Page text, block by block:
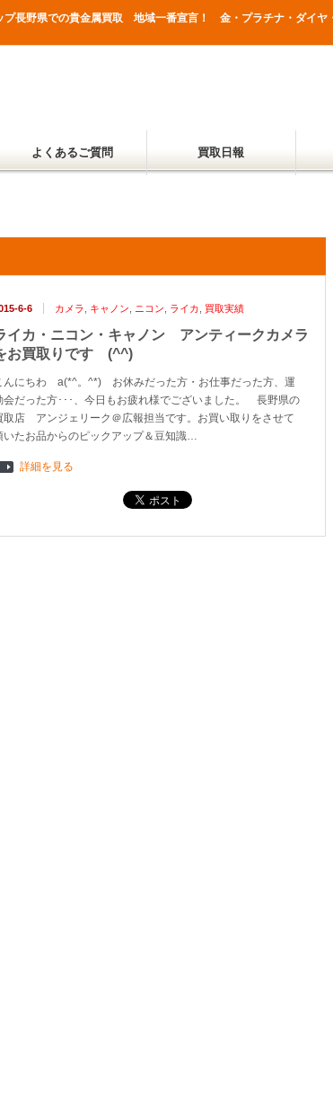
プ長野県での貴金属買取 地域一番宣言！ 金・プラチナ・ダイヤ
よくあるご質問 買取日報
6-6 カメラ キャノン ニコン ライカ 買取実績
イカ・ニコン・キャノン アンティークカメラ
お買取りです (^^)
んにちわ a(*^。^*) お休みだった方・お仕事だった方、運
会だった方･･･、今日もお疲れ様でございました。 長野県の
取店 アンジェリーク＠広報担当です。お買い取りをさせて
いたお品からのピックアップ＆豆知識…
詳細を見る